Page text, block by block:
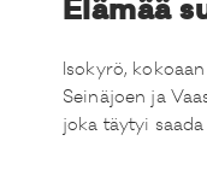
Elämää
Isokyrö,
Seinäjoen ja
joka täytyi